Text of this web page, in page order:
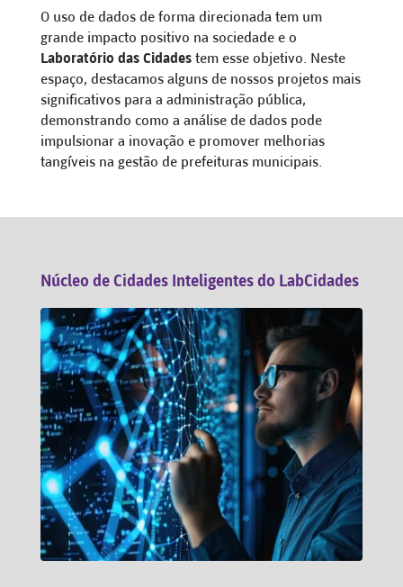
O uso de dados de forma direcionada tem um
grande impacto positivo na sociedade e o
Laboratório das Cidadestem esse objetivo. Neste
espaço, destacamos alguns de nossos projetos mais
significativos para a administração pública,
demonstrando como a análise de dados pode
impulsionar a inovação e promover melhorias
tangíveis na gestão de prefeituras municipais.
Núcleo de Cidades Inteligentes do LabCidades